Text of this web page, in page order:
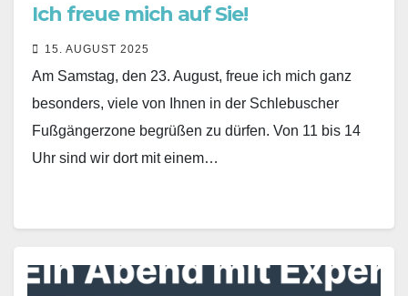
Ich freue mich auf Sie!
15. AUGUST 2025
Am Samstag, den 23. August, freue ich mich ganz
besonders, viele von Ihnen in der Schlebuscher
Fußgängerzone begrüßen zu dürfen. Von 11 bis 14
Uhr sind wir dort mit einem…